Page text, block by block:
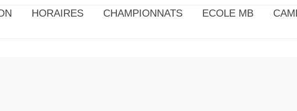
HORAIRES CHAMPIONNATS ECOLE MB